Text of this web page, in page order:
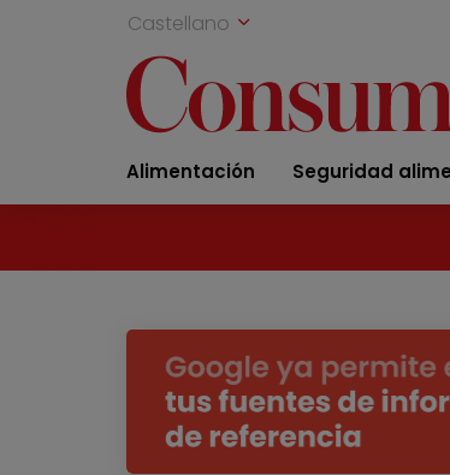
Castellano
Alimentación Seguridad